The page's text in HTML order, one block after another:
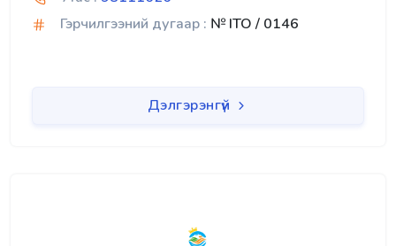
Гэрчилгээний дугаар : № ITO / 0146
Дэлгэрэнгүй